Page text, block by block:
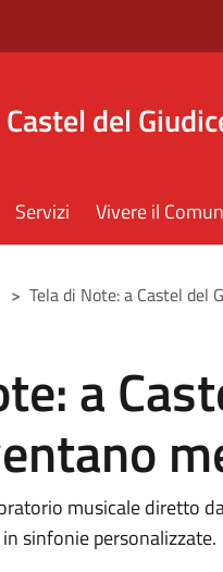
del
Servizi Vivere il
> Tela di Note: a Castel del
a
musicale diretto
sinfonie personalizzate.